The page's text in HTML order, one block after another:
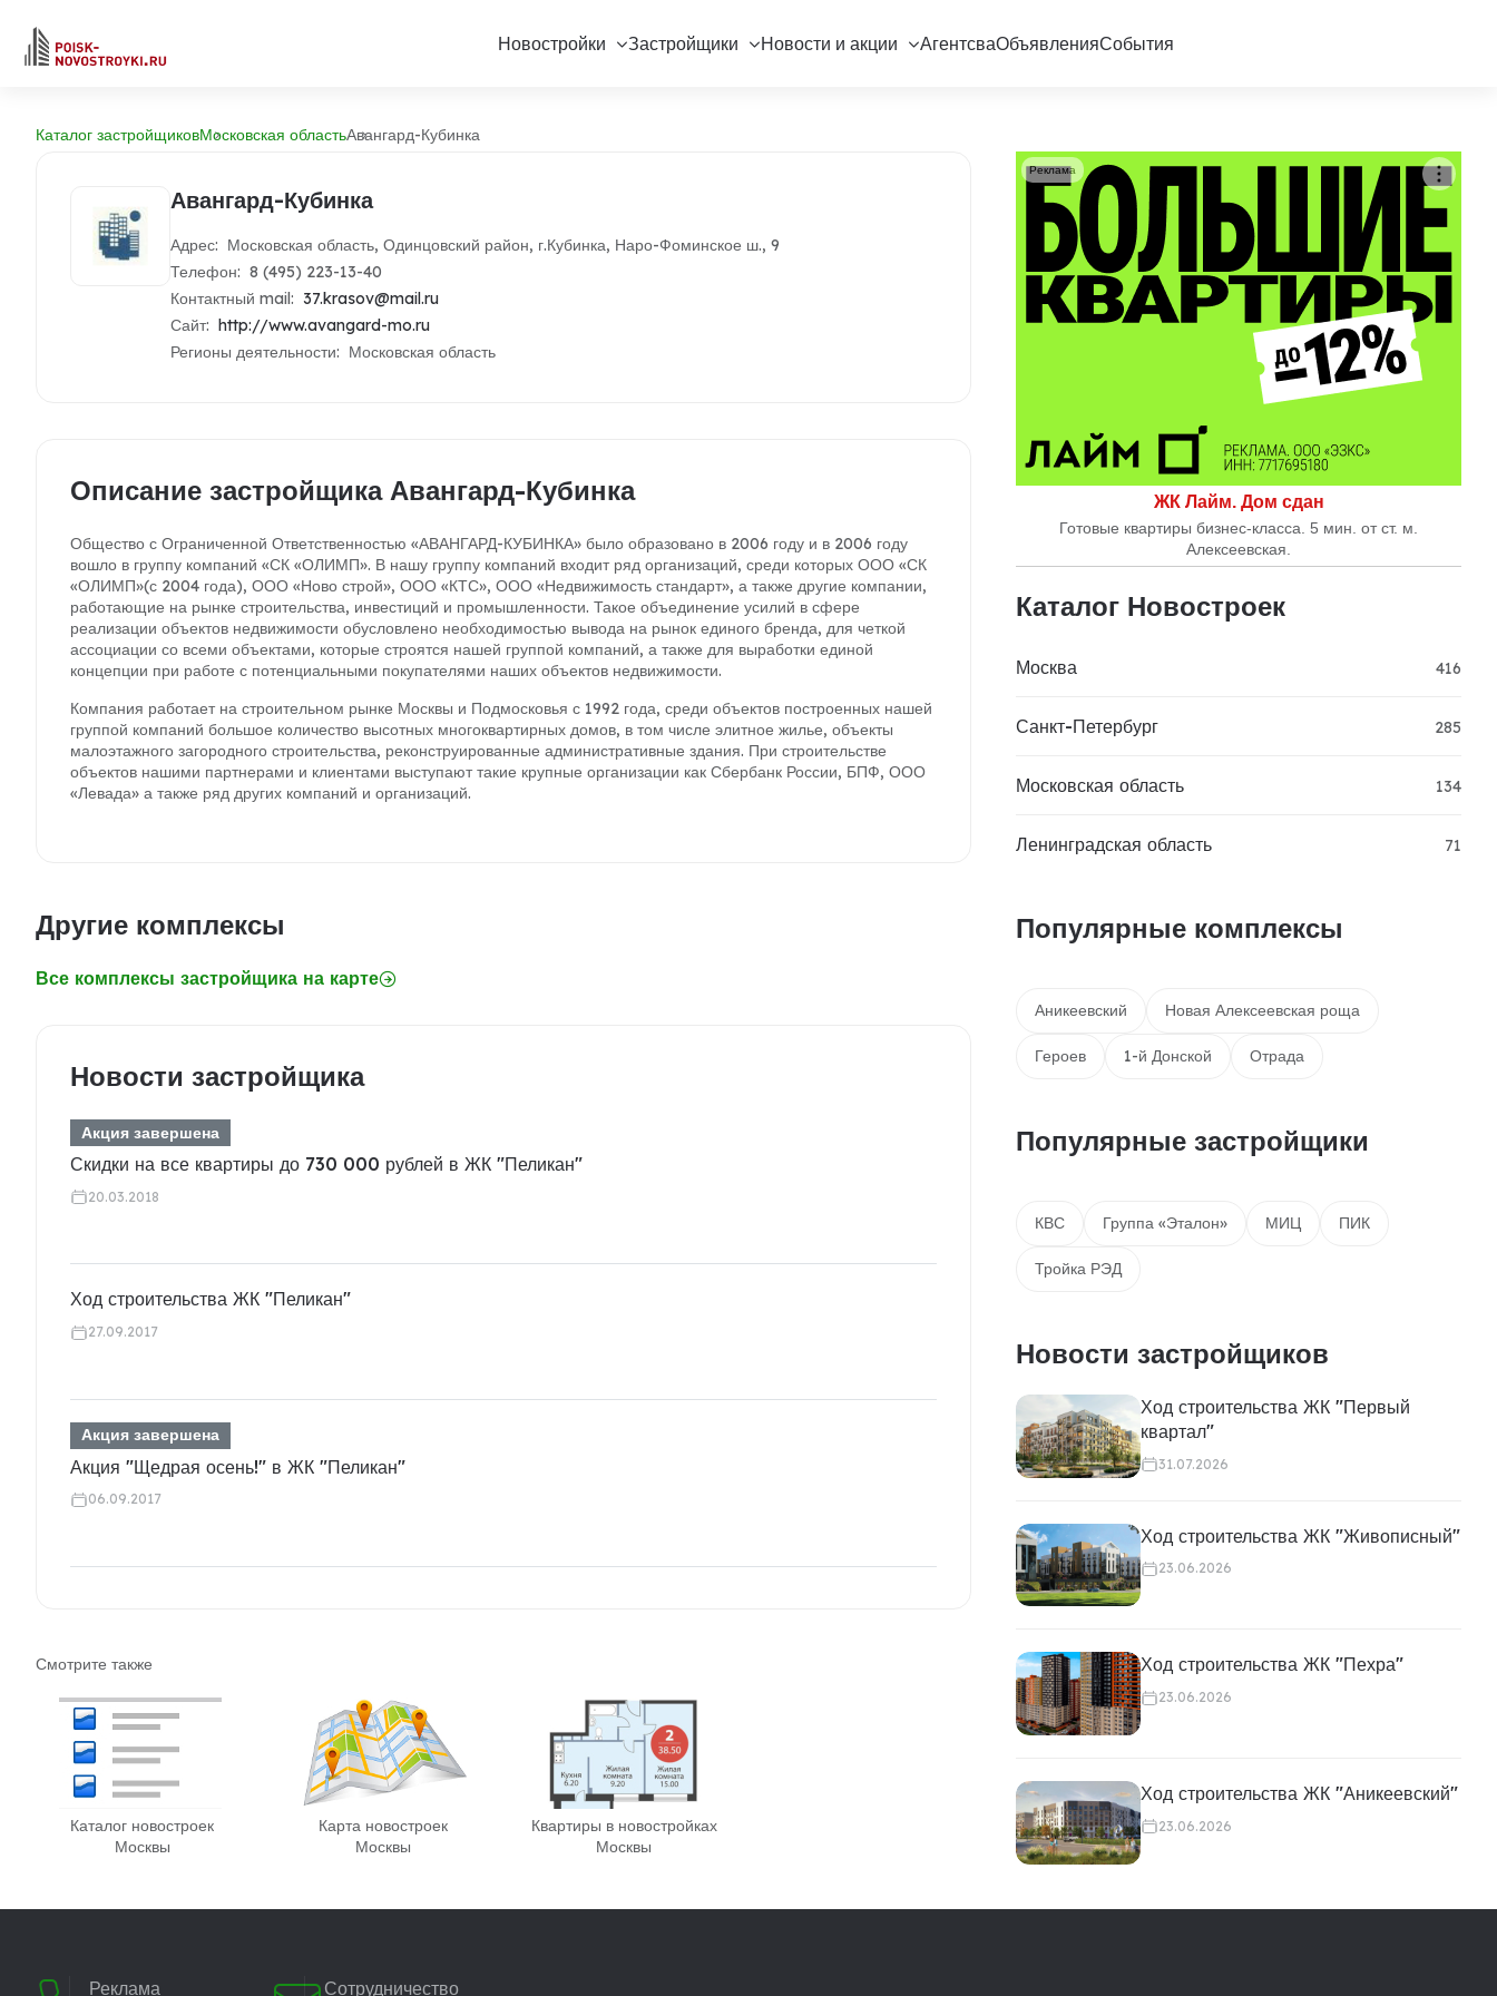
Новостройки Застройщики Новости и акции АгентсваОбъявленияСобытия
Каталог застройщиковМосковская областьАвангард-Кубинка
Авангард-Кубинка
Адрес: Московская область, Одинцовский район, г.Кубинка, Наро-Фоминское ш., 9
Телефон: 8 (495) 223-13-40
Контактный mail: 37.krasov@mail.ru
Сайт: http://www.avangard-mo.ru
Регионы деятельности: Московская область
Описание застройщика Авангард-Кубинка
Общество с Ограниченной Ответственностью «АВАНГАРД-КУБИНКА» было образовано в 2006 году и в 2006 году
вошло в группу компаний «СК «ОЛИМП». В нашу группу компаний входит ряд организаций, среди которых ООО «СК
«ОЛИМП»(с 2004 года), ООО «Ново строй», ООО «КТС», ООО «Недвижимость стандарт», а также другие компании,
работающие на рынке строительства, инвестиций и промышленности. Такое объединение усилий в сфере
реализации объектов недвижимости обусловлено необходимостью вывода на рынок единого бренда, для четкой
ассоциации со всеми объектами, которые строятся нашей группой компаний, а также для выработки единой
концепции при работе с потенциальными покупателями наших объектов недвижимости.
Компания работает на строительном рынке Москвы и Подмосковья с 1992 года, среди объектов построенных нашей
группой компаний большое количество высотных многоквартирных домов, в том числе элитное жилье, объекты
малоэтажного загородного строительства, реконструированные административные здания. При строительстве
объектов нашими партнерами и клиентами выступают такие крупные организации как Сбербанк России, БПФ, ООО
«Левада» а также ряд других компаний и организаций.
Другие комплексы
Все комплексы застройщика на карте
Новости застройщика
Акция завершена
Скидки на все квартиры до 730 000 рублей в ЖК "Пеликан"
20.03.2018
Ход строительства ЖК "Пеликан"
27.09.2017
Акция завершена
Акция "Щедрая осень!" в ЖК "Пеликан"
06.09.2017
Смотрите также
Каталог новостроек
Москвы
Карта новостроек
Москвы
Квартиры в новостройках
Москвы
ЖК Лайм. Дом сдан
Готовые квартиры бизнес-класса. 5 мин. от ст. м.
Алексеевская.
Реклама
Каталог Новостроек
Москва 416
Санкт-Петербург 285
Московская область 134
Ленинградская область 71
Популярные комплексы
Аникеевский Новая Алексеевская роща
Героев 1-й Донской Отрада
Популярные застройщики
КВС Группа «Эталон» МИЦ ПИК
Тройка РЭД
Новости застройщиков
Ход строительства ЖК "Первый
квартал"
31.07.2026
Ход строительства ЖК "Живописный"
23.06.2026
Ход строительства ЖК "Пехра"
23.06.2026
Ход строительства ЖК "Аникеевский"
23.06.2026
Реклама Сотрудничество